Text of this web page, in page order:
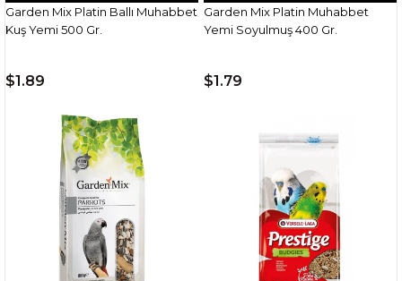
Garden Mix Platin Ballı Muhabbet
Kuş Yemi 500 Gr.
$1.89
Garden Mix Platin Muhabbet
Yemi Soyulmuş 400 Gr.
$1.79